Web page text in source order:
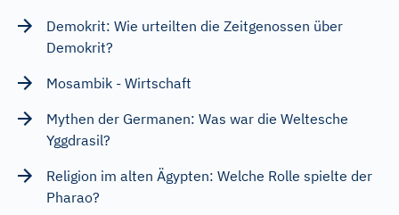
Demokrit: Wie urteilten die Zeitgenossen über
Demokrit?
Mosambik - Wirtschaft
Mythen der Germanen: Was war die Weltesche
Yggdrasil?
Religion im alten Ägypten: Welche Rolle spielte der
Pharao?